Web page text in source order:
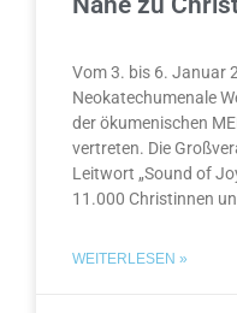
Vom 3. bis 6. Januar
Neokatechumenale
der ökumenischen
vertreten. Die
Leitwort „Sound of
11.000 Christinnen
WEITERLESEN »